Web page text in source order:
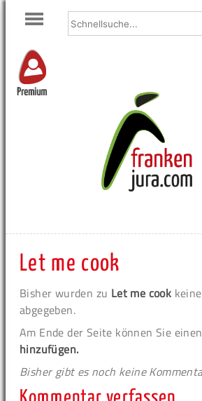
Premium
Let me cook
Bisher wurden zu Let me cook
abgegeben.
Am Ende der Seite können Sie einen
hinzufügen.
Bisher gibt es noch keine